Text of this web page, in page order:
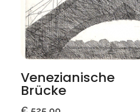
Venezianische
Brücke